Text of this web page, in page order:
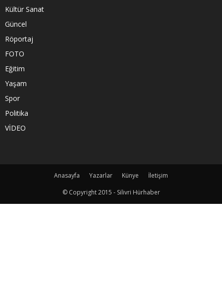
Kültür Sanat
Güncel
Röportaj
FOTO
Eğitim
Yaşam
Spor
Politika
VİDEO
Anasayfa Yazarlar Künye
İletişim
© Copyright 2015 - Silivri Hürhaber